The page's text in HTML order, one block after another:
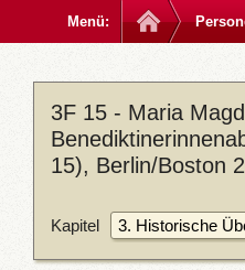
Menü:
3F 15 - Maria
15), Berlin/Boston
Kapitel